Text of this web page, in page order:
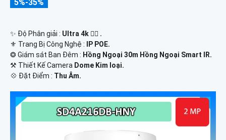
5%-35%
✨ Độ Phân giải : Ultra 4k 👍🏾 .
⚜️ Trang Bị Công Nghệ :
IP POE.
❂ Giám sát Ban Đêm : Hồng Ngoại 30m Hồng Ngoại Smart IR.
⚒ Thiết Kế Camera Dome Kim loại.
️💠 Đặt Điểm : Thu Âm.